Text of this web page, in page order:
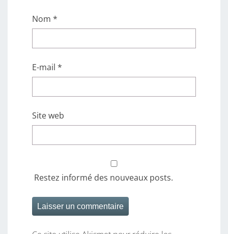
Nom *
E-mail *
Site web
Restez informé des nouveaux posts.